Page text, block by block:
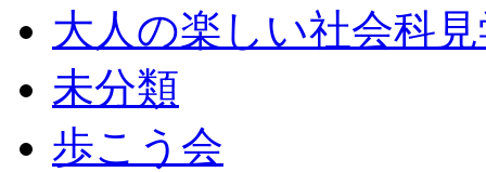
大人の楽しい社会科
未分類
歩こう会